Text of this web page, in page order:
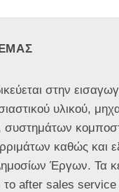
στην
υλικού,
συστημάτων
καθώς και
Έργων. Τα
το after sales service